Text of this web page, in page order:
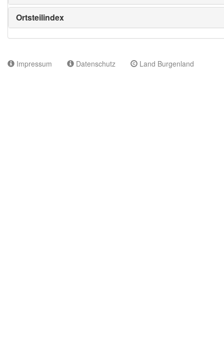
Ortsteilindex
Impressum Datenschutz Land Burgenland